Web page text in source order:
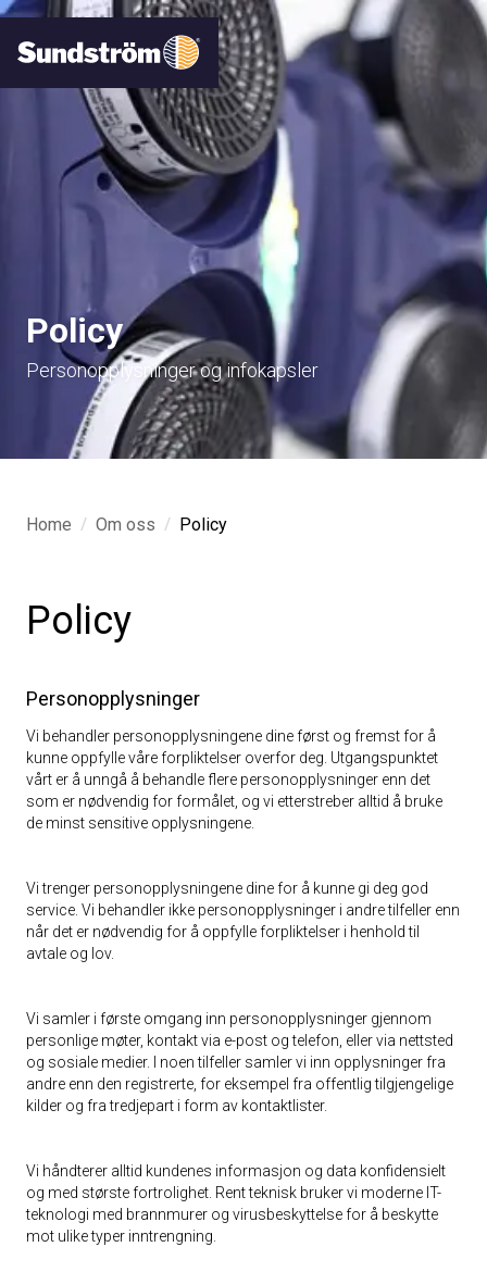
Policy
Personopplysninger og infokapsler
Home / Om oss / Policy
Policy
Personopplysninger
Vi behandler personopplysningene dine først og fremst for å
kunne oppfylle våre forpliktelser overfor deg. Utgangspunktet
vårt er å unngå å behandle flere personopplysninger enn det
som er nødvendig for formålet, og vi etterstreber alltid å bruke
de minst sensitive opplysningene.
Vi trenger personopplysningene dine for å kunne gi deg god
service. Vi behandler ikke personopplysninger i andre tilfeller enn
når det er nødvendig for å oppfylle forpliktelser i henhold til
avtale og lov.
Vi samler i første omgang inn personopplysninger gjennom
personlige møter, kontakt via e-post og telefon, eller via nettsted
og sosiale medier. I noen tilfeller samler vi inn opplysninger fra
andre enn den registrerte, for eksempel fra offentlig tilgjengelige
kilder og fra tredjepart i form av kontaktlister.
Vi håndterer alltid kundenes informasjon og data konfidensielt
og med største fortrolighet. Rent teknisk bruker vi moderne IT-
teknologi med brannmurer og virusbeskyttelse for å beskytte
mot ulike typer inntrengning.